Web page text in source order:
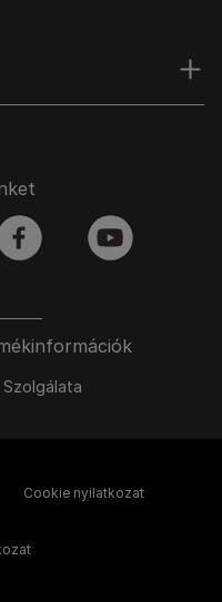
facebook youtube
Cookie nyilatkozat